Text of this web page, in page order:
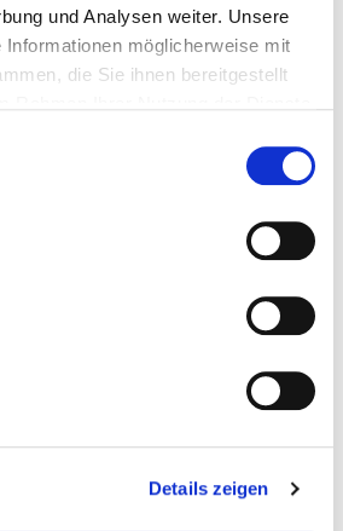
und Analysen weiter. Unsere
Informationen möglicherweise mit
die Sie ihnen bereitgestellt
Details zeigen
Teile. Den praktischen
bei Ihrer Ausbildungsstätte und
in Hannover. Folgende
prüfen
und Beleuchtungsanlagen planen,
für Ton- und Videotechnik planen